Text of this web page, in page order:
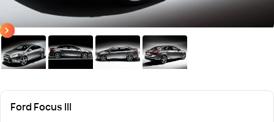
Ford Focus III